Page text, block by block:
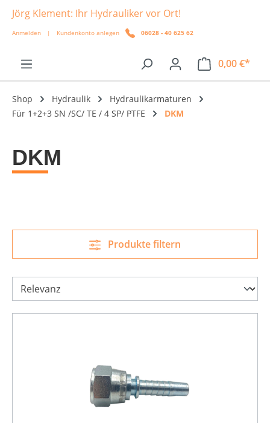
springen
Jörg Klement: Ihr Hydrauliker vor Ort!
Anmelden | Kundenkonto anlegen 06028 - 40 625 62
0,00 €*
Shop Hydraulik
Hydraulikarmaturen
Für 1+2+3 SN /SC/ TE / 4 SP/ PTFE
DKM
DKM
Produkte filtern